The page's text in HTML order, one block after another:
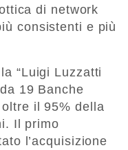
di network
consistenti e più
“Luigi Luzzatti
19 Banche
il 95% della
Il primo
l’acquisizione